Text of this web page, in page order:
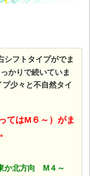
シフトタイプがでま
かりで続いていま
少々と不自然タイ
てはM６～）がま
か北方向 M４～